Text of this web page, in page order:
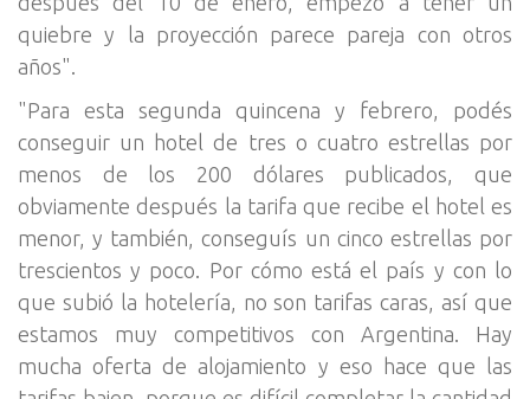
quiebre y la proyección parece pareja con otros
años".
"Para esta segunda quincena y febrero, podés
conseguir un hotel de tres o cuatro estrellas por
menos de los 200 dólares publicados, que
obviamente después la tarifa que recibe el hotel es
menor, y también, conseguís un cinco estrellas por
trescientos y poco. Por cómo está el país y con lo
que subió la hotelería, no son tarifas caras, así que
estamos muy competitivos con Argentina. Hay
mucha oferta de alojamiento y eso hace que las